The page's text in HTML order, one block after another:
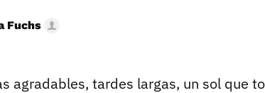
Fuchs
agradables, tardes largas, un sol que